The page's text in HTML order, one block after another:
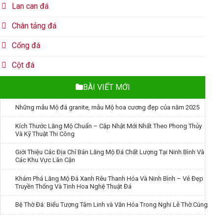
Lan can đá
Chân tảng đá
Cổng đá
Cột đá
BÀI VIẾT MỚI
Những mẫu Mộ đá granite, mẫu Mộ hoa cương đẹp của năm 2025
Kích Thước Lăng Mộ Chuẩn – Cập Nhật Mới Nhất Theo Phong Thủy
Và Kỹ Thuật Thi Công
Giới Thiệu Các Địa Chỉ Bán Lăng Mộ Đá Chất Lượng Tại Ninh Bình Và
Các Khu Vực Lân Cận
Khám Phá Lăng Mộ Đá Xanh Rêu Thanh Hóa Và Ninh Bình – Vẻ Đẹp
Truyền Thống Và Tinh Hoa Nghệ Thuật Đá
Bệ Thờ Đá: Biểu Tượng Tâm Linh và Văn Hóa Trong Nghi Lễ Thờ Cúng